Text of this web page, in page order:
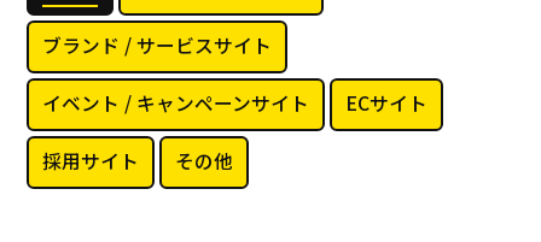
ブランド / サービスサイト
イベント / キャンペーンサイト ECサイト
採用サイト その他